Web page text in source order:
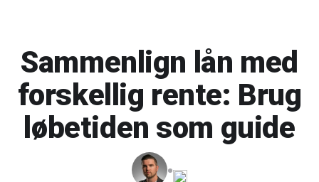
Sammenlign lån med
forskellig rente: Brug
løbetiden som guide